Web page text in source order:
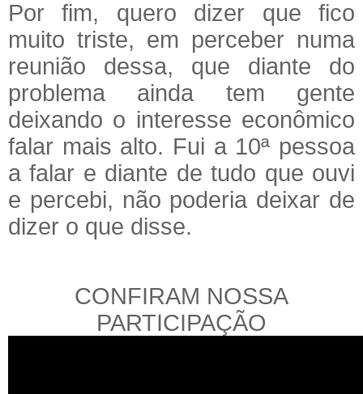
Por fim, quero dizer que fico
muito triste, em perceber numa
reunião dessa, que diante do
problema ainda tem gente
deixando o interesse econômico
falar mais alto. Fui a 10ª pessoa
a falar e diante de tudo que ouvi
e percebi, não poderia deixar de
dizer o que disse.
CONFIRAM NOSSA
PARTICIPAÇÃO